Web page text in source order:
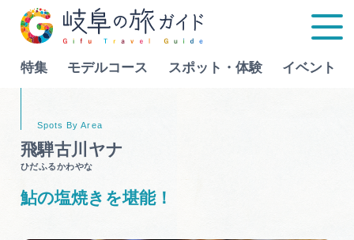
特集 モデルコース スポット・体験 イベント
Language
飛騨古川ヤナ
ひだふるかわやな
鮎の塩焼きを堪能！